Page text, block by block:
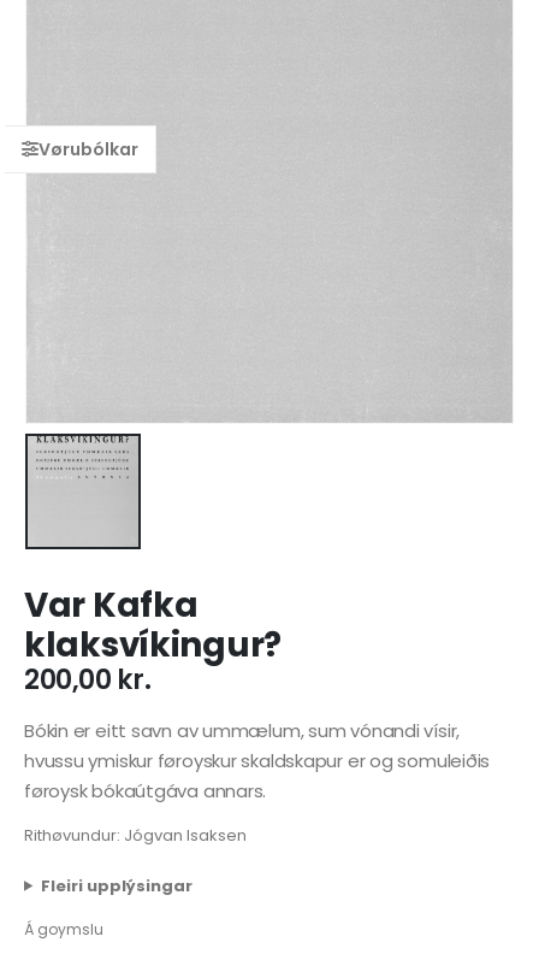
Var Kafka
klaksvíkingur?
200,00 kr.
Bókin er eitt savn av ummælum, sum vónandi vísir,
hvussu ymiskur føroyskur skaldskapur er og somuleiðis
føroysk bókaútgáva annars.
Rithøvundur: Jógvan Isaksen
Fleiri upplýsingar
Á goymslu